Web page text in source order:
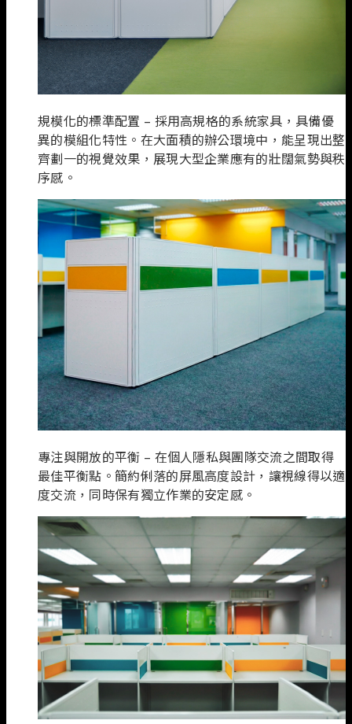
規模化的標準配置 – 採用高規格的系統家具，具備優
異的模組化特性。在大面積的辦公環境中，能呈現出整
齊劃一的視覺效果，展現大型企業應有的壯闊氣勢與秩
序感。
專注與開放的平衡 – 在個人隱私與團隊交流之間取得
最佳平衡點。簡約俐落的屏風高度設計，讓視線得以適
度交流，同時保有獨立作業的安定感。